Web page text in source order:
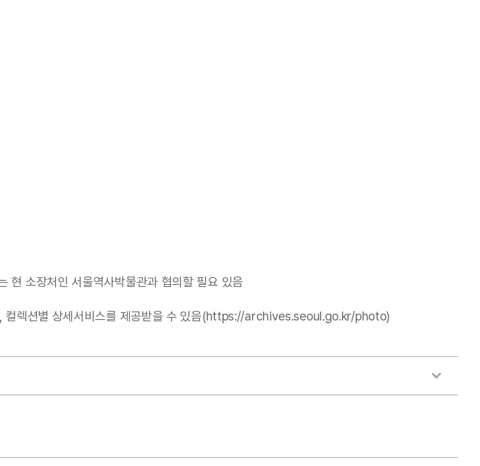
현 소장처인 서울역사박물관과 협의할 필요 있음
컬렉션별 상세서비스를 제공받을 수 있음(https://archives.seoul.go.kr/photo)